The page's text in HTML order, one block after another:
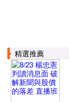
精選推薦